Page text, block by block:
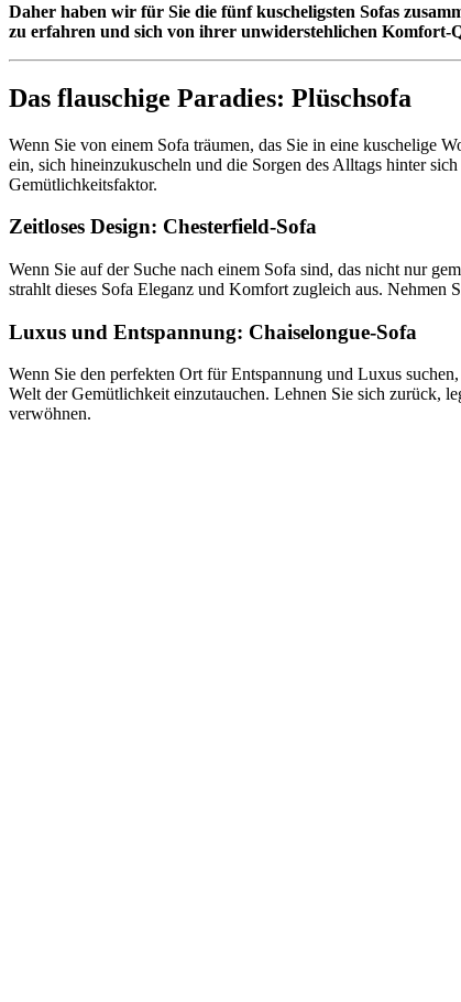
Daher haben wir für Sie die fünf kuscheligsten Sofas
zu erfahren und sich von ihrer unwiderstehlichen Komfort-
Das flauschige Paradies: Plüschsofa
Wenn Sie von einem Sofa träumen, das Sie in eine kuschelige
ein, sich hineinzukuscheln und die Sorgen des Alltags hinter
Gemütlichkeitsfaktor.
Zeitloses Design: Chesterfield-Sofa
Wenn Sie auf der Suche nach einem Sofa sind, das nicht nur
strahlt dieses Sofa Eleganz und Komfort zugleich aus.
Luxus und Entspannung: Chaiselongue-Sofa
Wenn Sie den perfekten Ort für Entspannung und Luxus
Welt der Gemütlichkeit einzutauchen. Lehnen Sie sich zurück,
verwöhnen.